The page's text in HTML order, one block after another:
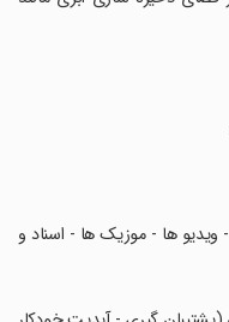
ها - موزیک ها - اسناد و